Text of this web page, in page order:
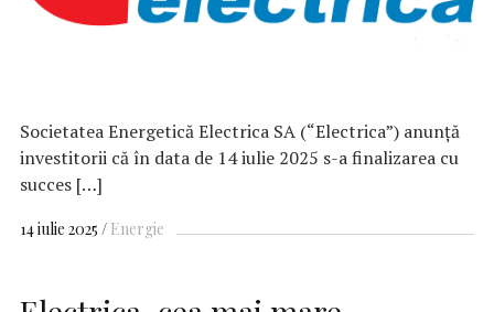
Societatea Energetică Electrica SA (“Electrica”) anunță
investitorii că în data de 14 iulie 2025 s-a finalizarea cu
succes […]
14 iulie 2025 Energie